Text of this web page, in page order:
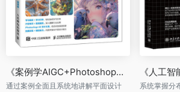
《案例学AIGC+Photoshop平面设计》
通过案例全面且系统地讲解平面设计